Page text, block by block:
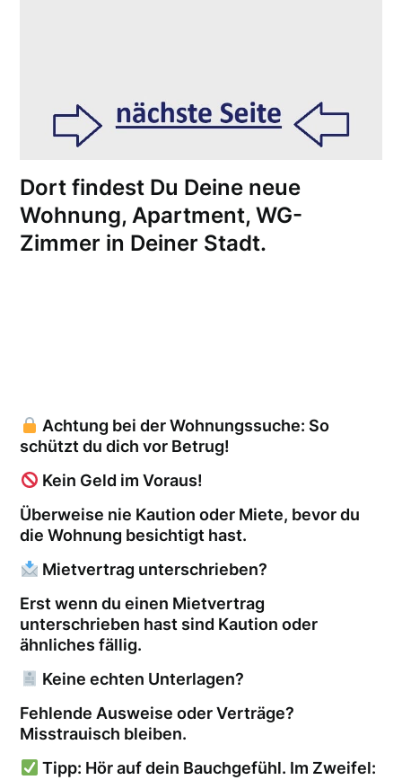
Dort findest Du Deine neue
Wohnung, Apartment, WG-
Zimmer in Deiner Stadt.
Achtung bei der Wohnungssuche: So
schützt du dich vor Betrug!
Kein Geld im Voraus!
Überweise nie Kaution oder Miete, bevor du
die Wohnung besichtigt hast.
Mietvertrag unterschrieben?
Erst wenn du einen Mietvertrag
unterschrieben hast sind Kaution oder
ähnliches fällig.
Keine echten Unterlagen?
Fehlende Ausweise oder Verträge?
Misstrauisch bleiben.
Tipp: Hör auf dein Bauchgefühl. Im Zweifel: